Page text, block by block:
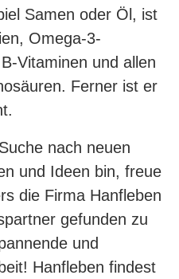
Samen oder Öl, ist
Omega-3-
Vitaminen und allen
Ferner ist er
nach neuen
und Ideen bin, freue
die Firma Hanfleben
gefunden zu
und
Hanfleben findest